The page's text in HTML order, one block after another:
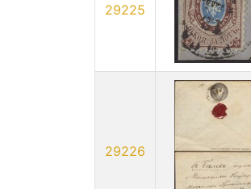
29225
29226